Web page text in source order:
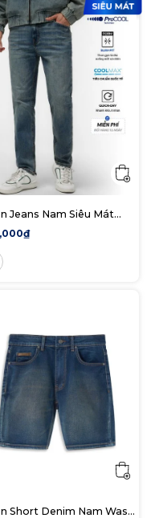
Jeans Nam Siêu Mát
Ôm ProCOOL Blue Form
Short Denim Nam Wash